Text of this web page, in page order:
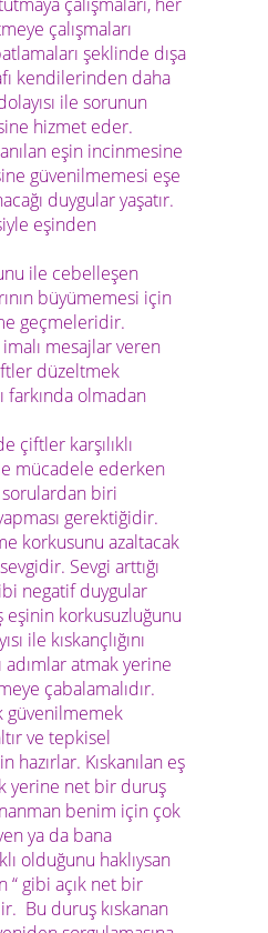
çalışmaları
şeklinde dışa
kendilerinden daha
ile sorunun
hizmet eder.
eşin incinmesine
güvenilmemesi eşe
duygular yaşatır.
eşinden
ile cebelleşen
büyümemesi için
geçmeleridir.
mesajlar veren
düzeltmek
farkında olmadan
karşılıklı
mücadele ederken
biri
gerektiğidir.
korkusunu azaltacak
Sevgi arttığı
negatif duygular
eşinin korkusuzluğunu
ile kıskançlığını
atmak yerine
çabalamalıdır.
güvenilmemek
ve tepkisel
hazırlar. Kıskanılan eş
yerine net bir duruş
benim için çok
ya da bana
olduğunu haklıysan
“ gibi açık net bir
Bu duruş kıskanan